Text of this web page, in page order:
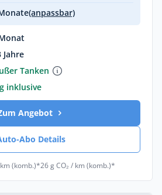
(anpassbar)
Tanken
inklusive
Angebot
Abo Details
(komb.)*26 g CO₂ / km (komb.)*